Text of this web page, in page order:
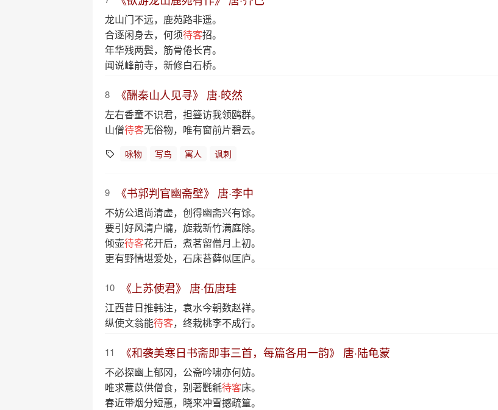
龙山门不远，鹿苑路非遥。
合逐闲身去，何须待客招。
年华残两鬓，筋骨倦长宵。
闻说峰前寺，新修白石桥。
8 《酬秦山人见寻》 唐·皎然
左右香童不识君，担簦访我领鸥群。
山僧待客无俗物，唯有窗前片碧云。
咏物 写鸟 寓人 讽刺
9 《书郭判官幽斋壁》 唐·李中
不妨公退尚清虚，创得幽斋兴有馀。
要引好风清户牖，旋栽新竹满庭除。
倾壶待客花开后，煮茗留僧月上初。
更有野情堪爱处，石床苔藓似匡庐。
10 《上苏使君》 唐·伍唐珪
江西昔日推韩注，袁水今朝数赵祥。
纵使文翁能待客，终栽桃李不成行。
11 《和袭美寒日书斋即事三首，每篇各用一韵》 唐·陆龟蒙
不必探幽上郁冈，公斋吟啸亦何妨。
唯求薏苡供僧食，别著氍毹待客床。
春近带烟分短蕙，晓来冲雪撼疏篁。